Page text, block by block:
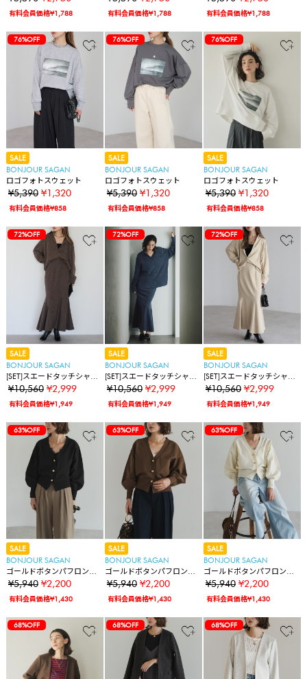
有料会員価格¥1,788 有料会員価格¥1,788 有料会員価格¥1,788
76%OFF
SALE
BONJOUR SAGAN
ロゴフォトスウェット
¥5,390 ¥1,320
有料会員価格¥858
76%OFF
SALE
BONJOUR SAGAN
ロゴフォトスウェット
¥5,390 ¥1,320
有料会員価格¥858
76%OFF
SALE
BONJOUR SAGAN
ロゴフォトスウェット
¥5,390 ¥1,320
有料会員価格¥858
72%OFF
SALE
BONJOUR SAGAN
[SET]スエードタッチシャツ
×マーメイドスカート
¥10,560 ¥2,999
有料会員価格¥1,949
72%OFF
SALE
BONJOUR SAGAN
[SET]スエードタッチシャツ
×マーメイドスカート
¥10,560 ¥2,999
有料会員価格¥1,949
72%OFF
SALE
BONJOUR SAGAN
[SET]スエードタッチシャツ
×マーメイドスカート
¥10,560 ¥2,999
有料会員価格¥1,949
63%OFF
SALE
BONJOUR SAGAN
ゴールドボタンパフロング
スリーブニットカーディガ
ン
¥5,940 ¥2,200
有料会員価格¥1,430
63%OFF
SALE
BONJOUR SAGAN
ゴールドボタンパフロング
スリーブニットカーディガ
ン
¥5,940 ¥2,200
有料会員価格¥1,430
63%OFF
SALE
BONJOUR SAGAN
ゴールドボタンパフロング
スリーブニットカーディガ
ン
¥5,940 ¥2,200
有料会員価格¥1,430
68%OFF 68%OFF 68%OFF